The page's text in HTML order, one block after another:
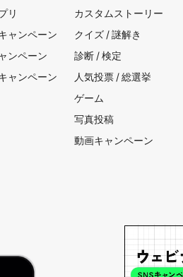
リ
ャンペーン
ンペーン
ャンペーン
カスタムストーリー
クイズ / 謎解き
診断 / 検定
人気投票 / 総選挙
ゲーム
写真投稿
動画キャンペーン